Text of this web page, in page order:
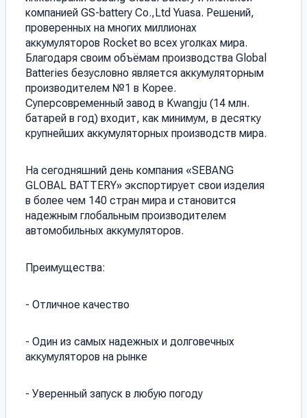
компанией GS-battery Co.,Ltd Yuasa. Решений,
проверенных на многих миллионах
аккумуляторов Rocket во всех уголках мира.
Благодаря своим объёмам производства Global
Batteries безусловно является аккумуляторным
производителем №1 в Корее.
Суперсовременный завод в Kwangju (14 млн.
батарей в год) входит, как минимум, в десятку
крупнейших аккумуляторных производств мира.
На сегодняшний день компания «SEBANG
GLOBAL BATTERY» экспортирует свои изделия
в более чем 140 стран мира и становится
надежным глобальным производителем
автомобильных аккумуляторов.
Преимущества:
- Отличное качество
- Один из самых надежных и долговечных
аккумуляторов на рынке
- Уверенный запуск в любую погоду